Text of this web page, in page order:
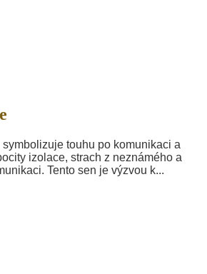
touhu po komunikaci a
izolace, strach z neznámého a
Tento sen je výzvou k...